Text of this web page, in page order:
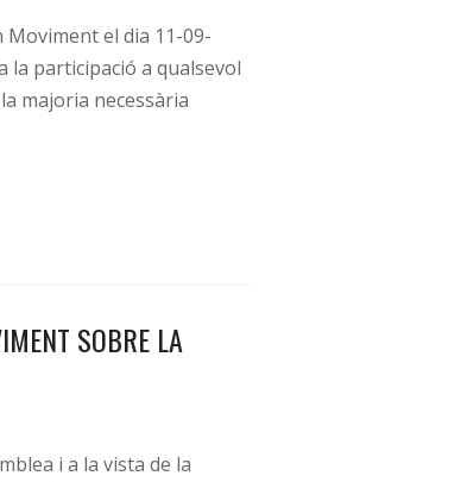
Moviment el dia 11-09-
la participació a qualsevol
majoria necessària
SOBRE LA
i a la vista de la